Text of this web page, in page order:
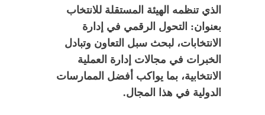
الذي تنظمه الهيئة المستقلة للانتخاب
بعنوان: التحول الرقمي في إدارة
الانتخابات، لبحث سبل التعاون وتبادل
الخبرات في مجالات إدارة العملية
الانتخابية، بما يواكب أفضل الممارسات
الدولية في هذا المجال.